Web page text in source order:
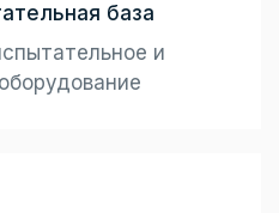
база
и